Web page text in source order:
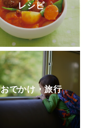
レシピ
おでかけ・旅行